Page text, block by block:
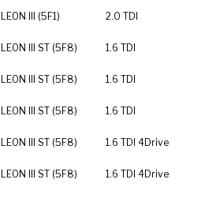
LEON III (5F1) 2.0 TDI
LEON III ST (5F8) 1.6 TDI
LEON III ST (5F8) 1.6 TDI
LEON III ST (5F8) 1.6 TDI
LEON III ST (5F8) 1.6 TDI 4Drive
LEON III ST (5F8) 1.6 TDI 4Drive